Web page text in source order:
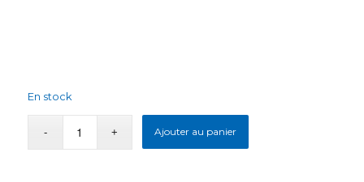
En stock
Ajouter au panier